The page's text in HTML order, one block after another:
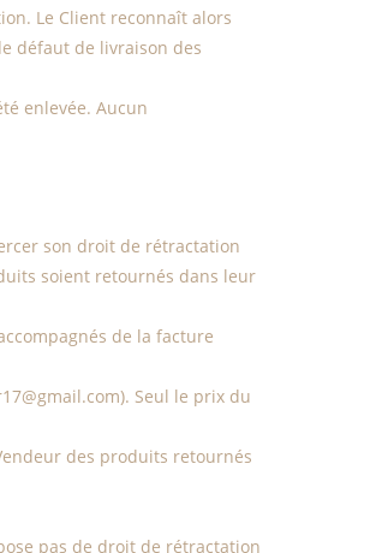
Le Client reconnaît alors
défaut de livraison des
enlevée. Aucun
son droit de rétractation
soient retournés dans leur
de la facture
Seul le prix du
des produits retournés
pas de droit de rétractation